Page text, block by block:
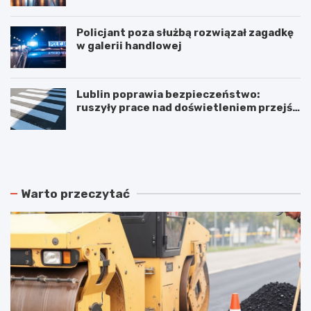
Policjant poza służbą rozwiązał zagadkę
w galerii handlowej
Lublin poprawia bezpieczeństwo:
ruszyły prace nad doświetleniem przejść
N
o
ł
a
d
y
j
P
j
p
o
ż
a
r
Warto przeczytać